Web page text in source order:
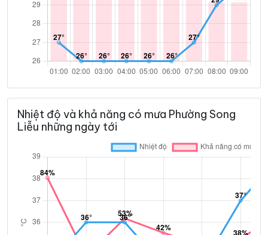
Nhiệt độ và khả năng có mưa Phường Song
Liễu những ngày tới